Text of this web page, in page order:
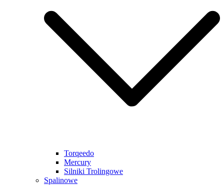
Torqeedo
Mercury
Silniki Trolingowe
Spalinowe